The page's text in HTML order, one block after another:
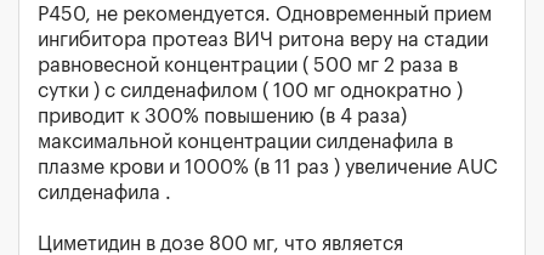
Р450, не рекомендуется. Одновременный прием
ингибитора протеаз ВИЧ ритона веру на стадии
равновесной концентрации ( 500 мг 2 раза в
сутки ) с силденафилом ( 100 мг однократно )
приводит к 300% повышению (в 4 раза)
максимальной концентрации силденафила в
плазме крови и 1000% (в 11 раз ) увеличение AUC
силденафила .
Циметидин в дозе 800 мг, что является